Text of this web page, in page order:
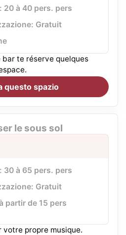
20 à 40 pers. pers
Gratuit
bar te réserve quelques
questo spazio
le sous sol
30 à 65 pers. pers
Gratuit
partir de 15 pers
propre musique.